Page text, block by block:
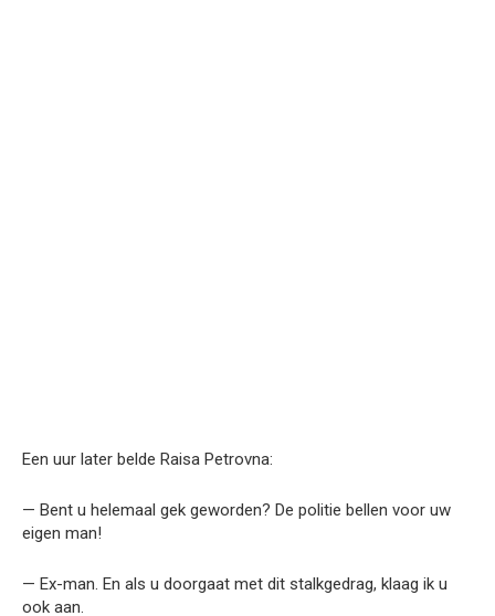
Een uur later belde Raisa Petrovna:
— Bent u helemaal gek geworden? De politie bellen voor uw
eigen man!
— Ex-man. En als u doorgaat met dit stalkgedrag, klaag ik u
ook aan.